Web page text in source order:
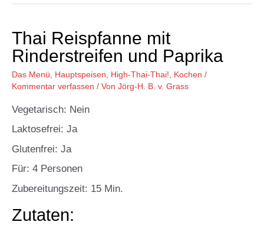
Thai Reispfanne mit
Rinderstreifen und Paprika
Das Menü Hauptspeisen High-Thai-Thai! Kochen /
Kommentar verfassen / Von Jörg-H. B. v. Grass
Vegetarisch: Nein
Laktosefrei: Ja
Glutenfrei: Ja
Für: 4 Personen
Zubereitungszeit: 15 Min.
Zutaten: